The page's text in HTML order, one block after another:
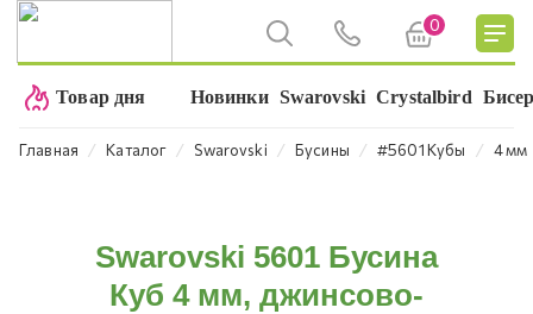
0
Товар дня Новинки Swarovski Crystalbird
Главная ⁄ Каталог ⁄ Swarovski ⁄ Бусины ⁄ #5601 Кубы ⁄ 4 мм
Swarovski 5601 Бусина
Куб 4 мм, джинсово-